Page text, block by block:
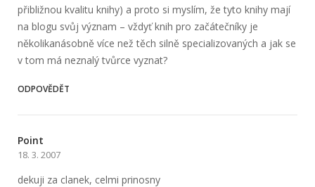
přibližnou kvalitu knihy) a proto si myslím, že tyto knihy mají
na blogu svůj význam – vždyť knih pro začátečníky je
několikanásobně více než těch silně specializovaných a jak se
v tom má neznalý tvůrce vyznat?
ODPOVĚDĚT
Point
18. 3. 2007
dekuji za clanek, celmi prinosny